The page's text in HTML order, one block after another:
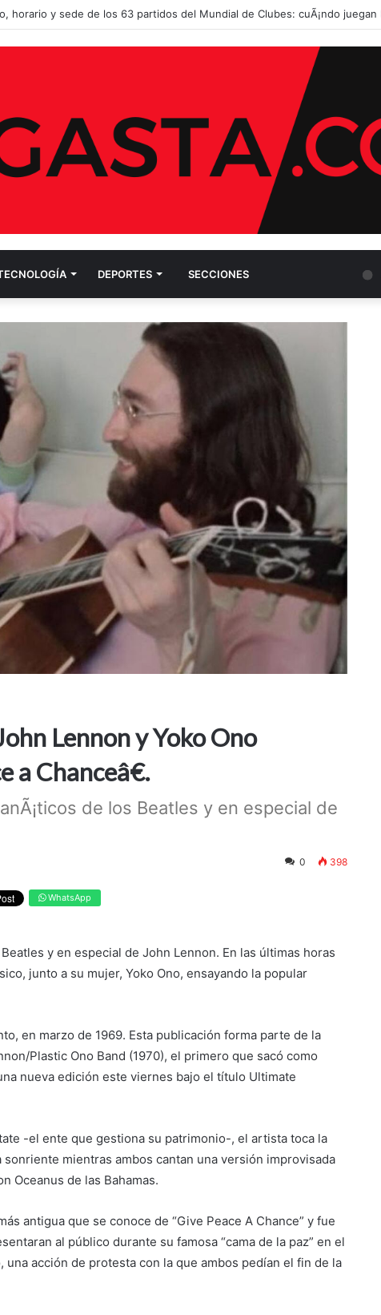
Mercosur: se aprobÃ³ el acuerdo comercial con la UniÃ³n Europea
DEPORTES SECCIONES
Lennon y Yoko Ono
Chanceâ€.
de los Beatles y en especial de
0 398
WhatsApp
y en especial de John Lennon. En las últimas horas
junto a su mujer, Yoko Ono, ensayando la popular
en marzo de 1969. Esta publicación forma parte de la
Plastic Ono Band (1970), el primero que sacó como
nueva edición este viernes bajo el título Ultimate
-el ente que gestiona su patrimonio-, el artista toca la
mientras ambos cantan una versión improvisada
Oceanus de las Bahamas.
antigua que se conoce de “Give Peace A Chance” y fue
al público durante su famosa “cama de la paz” en el
acción de protesta con la que ambos pedían el fin de la